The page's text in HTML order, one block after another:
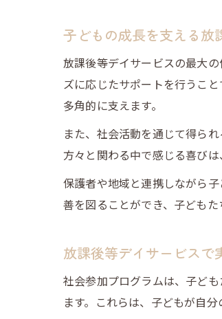
子どもの成長を支える放
放課後等デイサービスの最大
ズに応じたサポートを行うこ
多角的に支えます。
また、社会活動を通じて得ら
方々と関わる中で感じる喜び
保護者や地域と連携しながら
善を図ることができ、子ども
放課後等デイサービスで
社会参加プログラムは、子ど
ます。これらは、子どもが自